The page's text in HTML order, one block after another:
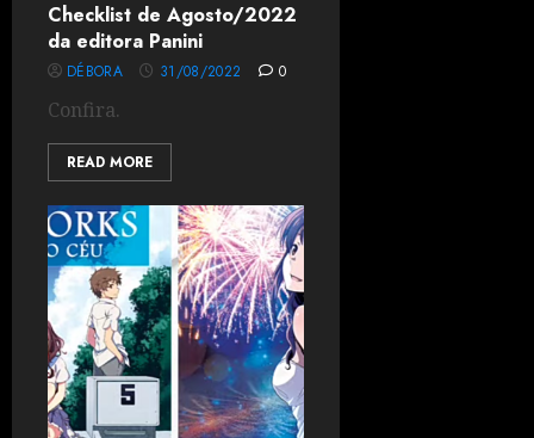
Checklist de Agosto/2022
da editora Panini
DÉBORA 31/08/2022 0
Confira.
READ MORE